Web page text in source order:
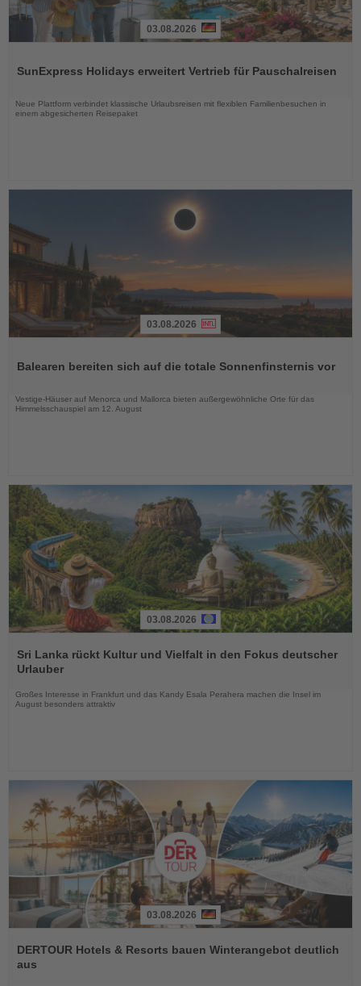
die
03.08.2026
SunExpress Holidays erweitert Vertrieb für Pauschalreisen
Neue Plattform verbindet klassische Urlaubsreisen mit flexiblen Familienbesuchen in
einem abgesicherten Reisepaket
die
03.08.2026
Balearen bereiten sich auf die totale Sonnenfinsternis vor
Vestige-Häuser auf Menorca und Mallorca bieten außergewöhnliche Orte für das
Himmelsschauspiel am 12. August
Sie
die
03.08.2026
Sri Lanka rückt Kultur und Vielfalt in den Fokus deutscher
Urlauber
Großes Interesse in Frankfurt und das Kandy Esala Perahera machen die Insel im
August besonders attraktiv
Sie
die
03.08.2026
DERTOUR Hotels & Resorts bauen Winterangebot deutlich
aus